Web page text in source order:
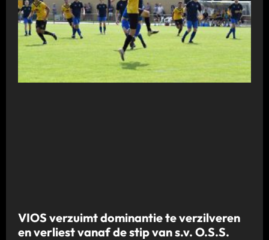
VIOS verzuimt dominantie te verzilveren
en verliest vanaf de stip van s.v. O.S.S.